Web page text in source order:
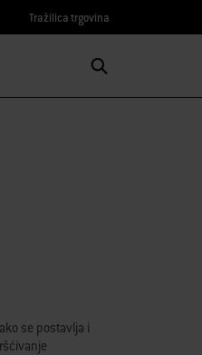
Tražilica trgovina
se postavlja i